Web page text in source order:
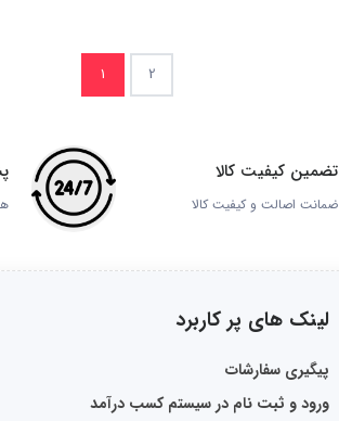
1 2
تضمین کیفیت کالا
ضمانت اصالت و کیفیت کالا
لینک های پر کاربرد
پیگیری سفارشات
ورود و ثبت نام در سیستم کسب درآمد